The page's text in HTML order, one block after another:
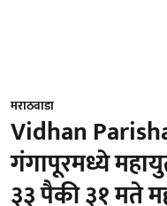
मराठवाडा
Vidhan
गंगापूरमध्ये
३३ पैकी ३१ मते